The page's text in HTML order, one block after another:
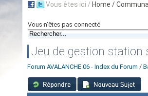
Vous êtes ici / Home /
Vous n'êtes pas connecté
Jeu de gestion station
Forum AVALANCHE 06 - Index du Forum /